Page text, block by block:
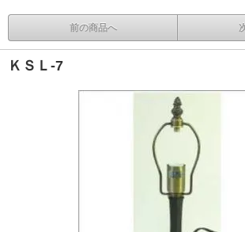
前の商品へ
ＫＳＬ-7